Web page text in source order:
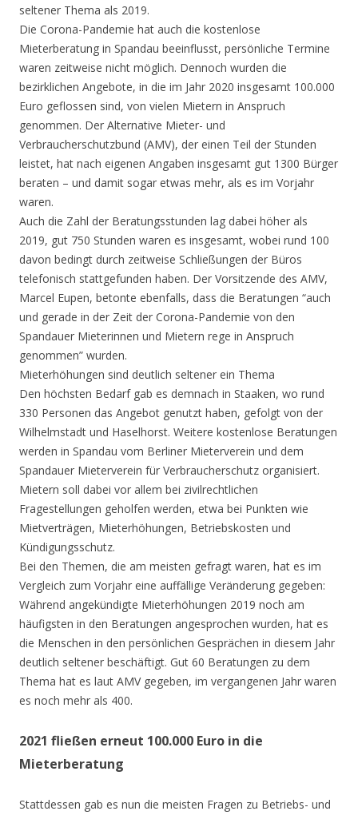
seltener Thema als 2019.
Die Corona-Pandemie hat auch die kostenlose
Mieterberatung in Spandau beeinflusst, persönliche Termine
waren zeitweise nicht möglich. Dennoch wurden die
bezirklichen Angebote, in die im Jahr 2020 insgesamt 100.000
Euro geflossen sind, von vielen Mietern in Anspruch
genommen. Der Alternative Mieter- und
Verbraucherschutzbund (AMV), der einen Teil der Stunden
leistet, hat nach eigenen Angaben insgesamt gut 1300 Bürger
beraten – und damit sogar etwas mehr, als es im Vorjahr
waren.
Auch die Zahl der Beratungsstunden lag dabei höher als
2019, gut 750 Stunden waren es insgesamt, wobei rund 100
davon bedingt durch zeitweise Schließungen der Büros
telefonisch stattgefunden haben. Der Vorsitzende des AMV,
Marcel Eupen, betonte ebenfalls, dass die Beratungen “auch
und gerade in der Zeit der Corona-Pandemie von den
Spandauer Mieterinnen und Mietern rege in Anspruch
genommen” wurden.
Mieterhöhungen sind deutlich seltener ein Thema
Den höchsten Bedarf gab es demnach in Staaken, wo rund
330 Personen das Angebot genutzt haben, gefolgt von der
Wilhelmstadt und Haselhorst. Weitere kostenlose Beratungen
werden in Spandau vom Berliner Mieterverein und dem
Spandauer Mieterverein für Verbraucherschutz organisiert.
Mietern soll dabei vor allem bei zivilrechtlichen
Fragestellungen geholfen werden, etwa bei Punkten wie
Mietverträgen, Mieterhöhungen, Betriebskosten und
Kündigungsschutz.
Bei den Themen, die am meisten gefragt waren, hat es im
Vergleich zum Vorjahr eine auffällige Veränderung gegeben:
Während angekündigte Mieterhöhungen 2019 noch am
häufigsten in den Beratungen angesprochen wurden, hat es
die Menschen in den persönlichen Gesprächen in diesem Jahr
deutlich seltener beschäftigt. Gut 60 Beratungen zu dem
Thema hat es laut AMV gegeben, im vergangenen Jahr waren
es noch mehr als 400.
2021 fließen erneut 100.000 Euro in die
Mieterberatung
Stattdessen gab es nun die meisten Fragen zu Betriebs- und